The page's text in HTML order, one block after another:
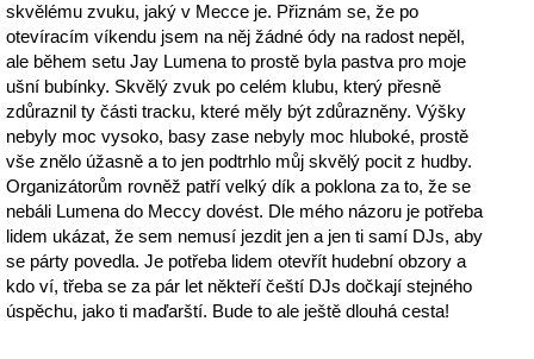
skvělému zvuku, jaký v Mecce je. Přiznám se, že po
otevíracím víkendu jsem na něj žádné ódy na radost nepěl,
ale během setu Jay Lumena to prostě byla pastva pro moje
ušní bubínky. Skvělý zvuk po celém klubu, který přesně
zdůraznil ty části tracku, které měly být zdůrazněny. Výšky
nebyly moc vysoko, basy zase nebyly moc hluboké, prostě
vše znělo úžasně a to jen podtrhlo můj skvělý pocit z hudby.
Organizátorům rovněž patří velký dík a poklona za to, že se
nebáli Lumena do Meccy dovést. Dle mého názoru je potřeba
lidem ukázat, že sem nemusí jezdit jen a jen ti samí DJs, aby
se párty povedla. Je potřeba lidem otevřít hudební obzory a
kdo ví, třeba se za pár let někteří čeští DJs dočkají stejného
úspěchu, jako ti maďarští. Bude to ale ještě dlouhá cesta!